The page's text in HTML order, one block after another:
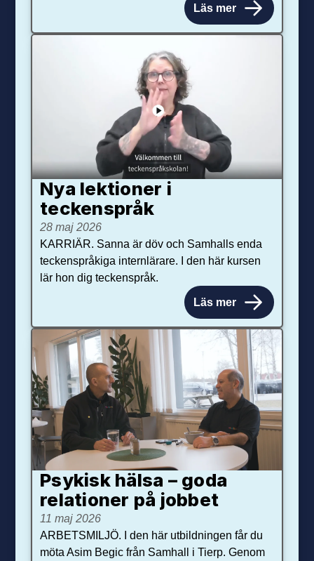
Läs mer
Nya lektioner i
teckenspråk
28 maj 2026
KARRIÄR. Sanna är döv och Samhalls enda
teckenspråkiga internlärare. I den här kursen
lär hon dig teckenspråk.
Läs mer
Psykisk hälsa – goda
relationer på jobbet
11 maj 2026
ARBETSMILJÖ. I den här utbildningen får du
möta Asim Begic från Samhall i Tierp. Genom